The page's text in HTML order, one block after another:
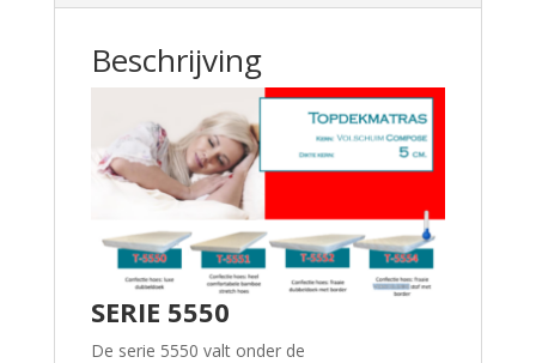
Beschrijving
SERIE 5550
De serie 5550 valt onder de